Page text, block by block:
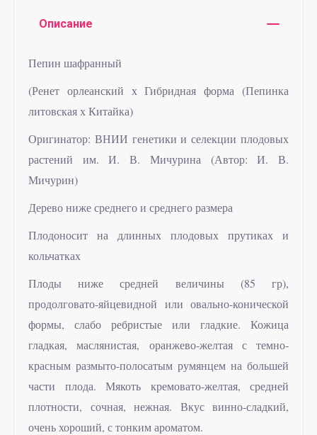
Описание
Пепин шафранный
(Ренет орлеанский х Гибридная форма (Пепинка
литовская х Китайка)
Оригинатор: ВНИИ генетики и селекции плодовых
растений им. И. В. Мичурина (Автор: И. В.
Мичурин)
Дерево ниже среднего и среднего размера
Плодоносит на длинных плодовых прутиках и
кольчатках
Плоды ниже средней величины (85 гр),
продолговато-яйцевидной или овально-конической
формы, слабо ребристые или гладкие. Кожица
гладкая, маслянистая, оранжево-желтая с темно-
красным размыто-полосатым румянцем на большей
части плода. Мякоть кремовато-желтая, средней
плотности, сочная, нежная. Вкус винно-сладкий,
очень хороший, с тонким ароматом.